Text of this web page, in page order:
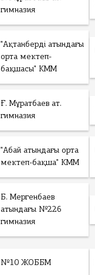
гимназия
"Ақтанберді атындағы
орта мектеп-
бақшасы" КММ
Ғ. Мұратбаев ат.
гимназия
"Абай атындағы орта
мектеп-бақша" КММ
Б. Мергенбаев
атындағы №226
гимназия
№10 ЖОББМ